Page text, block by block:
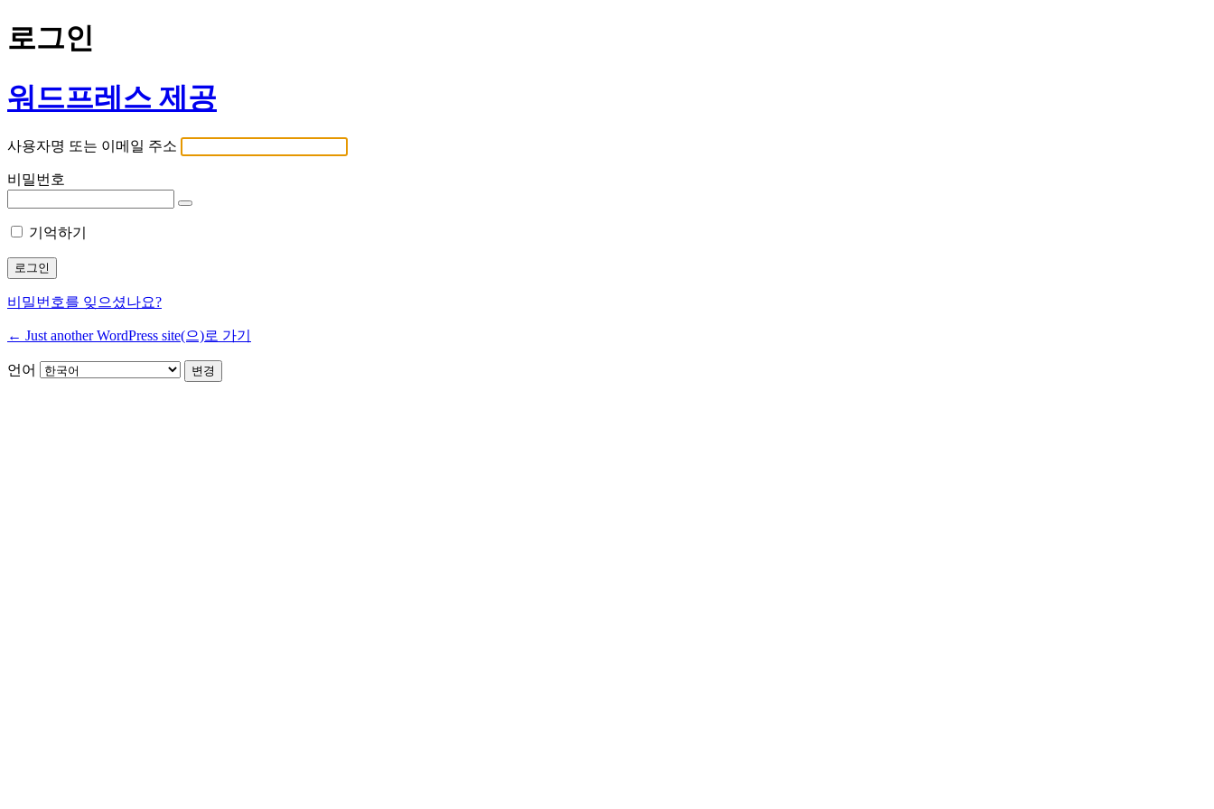
로그인
워드프레스 제공
사용자명 또는 이메일 주소
비밀번호
기억하기
비밀번호를 잊으셨나요?
← Just another WordPress site(으)로 가기
언어